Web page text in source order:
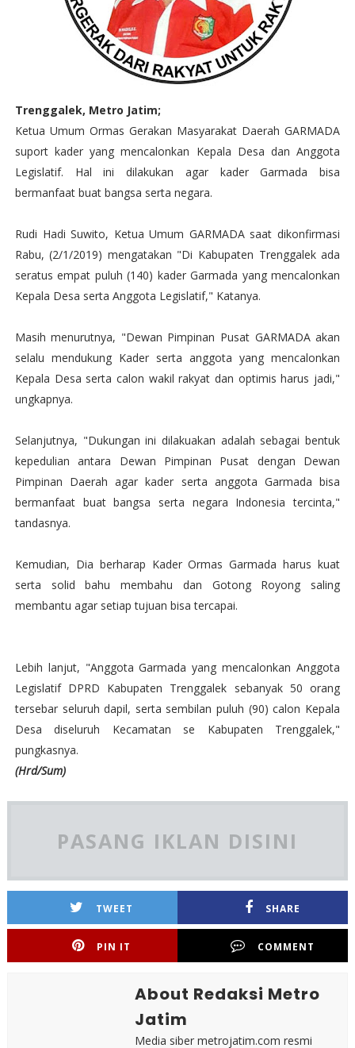
Trenggalek, Metro Jatim;
Ketua Umum Ormas Gerakan Masyarakat Daerah GARMADA
suport kader yang mencalonkan Kepala Desa dan Anggota
Legislatif. Hal ini dilakukan agar kader Garmada bisa
bermanfaat buat bangsa serta negara.
Rudi Hadi Suwito, Ketua Umum GARMADA saat dikonfirmasi
Rabu, (2/1/2019) mengatakan "Di Kabupaten Trenggalek ada
seratus empat puluh (140) kader Garmada yang mencalonkan
Kepala Desa serta Anggota Legislatif," Katanya.
Masih menurutnya, "Dewan Pimpinan Pusat GARMADA akan
selalu mendukung Kader serta anggota yang mencalonkan
Kepala Desa serta calon wakil rakyat dan optimis harus jadi,"
ungkapnya.
Selanjutnya, "Dukungan ini dilakuakan adalah sebagai bentuk
kepedulian antara Dewan Pimpinan Pusat dengan Dewan
Pimpinan Daerah agar kader serta anggota Garmada bisa
bermanfaat buat bangsa serta negara Indonesia tercinta,"
tandasnya.
Kemudian, Dia berharap Kader Ormas Garmada harus kuat
serta solid bahu membahu dan Gotong Royong saling
membantu agar setiap tujuan bisa tercapai.
Lebih lanjut, "Anggota Garmada yang mencalonkan Anggota
Legislatif DPRD Kabupaten Trenggalek sebanyak 50 orang
tersebar seluruh dapil, serta sembilan puluh (90) calon Kepala
Desa diseluruh Kecamatan se Kabupaten Trenggalek,"
pungkasnya.
(Hrd/Sum)
PASANG IKLAN DISINI
TWEET SHARE
PIN IT COMMENT
About Redaksi Metro
Jatim
Media siber metrojatim.com resmi